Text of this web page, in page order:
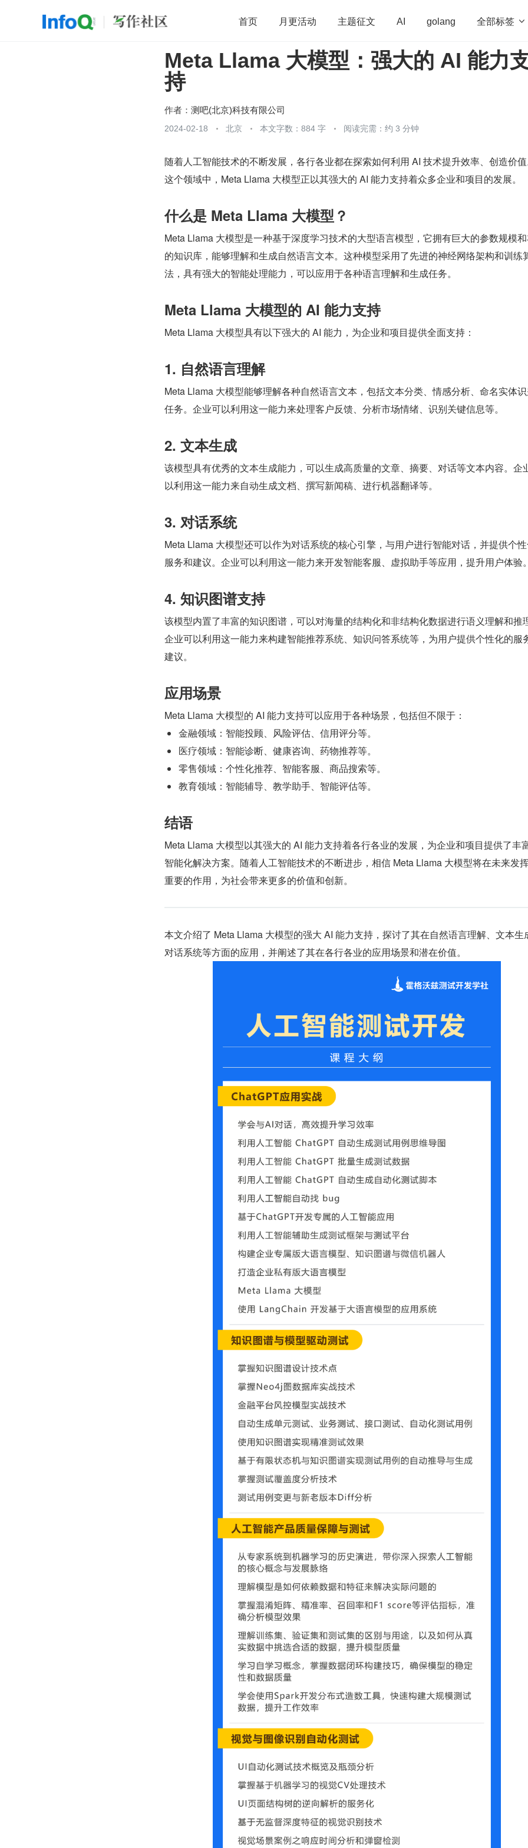
首页 月更活动 主题征文 AI golang 全部标签 
开源 架构 OpenHarmony 算法 学习方法 Web3.0 高
Meta Llama 大模型：强大的 AI 能力
持
作者： 测吧(北京)科技有限公司
2024-02-18 北京 本文字数：884 字 阅读完需：约 3 分钟
随着人工智能技术的不断发展，各行各业都在探索如何利用 AI 技术提升效率、创造价
这个领域中，Meta Llama 大模型正以其强大的 AI 能力支持着众多企业和项目的发展。
什么是 Meta Llama 大模型？
Meta Llama 大模型是一种基于深度学习技术的大型语言模型，它拥有巨大的参数规模
的知识库，能够理解和生成自然语言文本。这种模型采用了先进的神经网络架构和训练
法，具有强大的智能处理能力，可以应用于各种语言理解和生成任务。
Meta Llama 大模型的 AI 能力支持
Meta Llama 大模型具有以下强大的 AI 能力，为企业和项目提供全面支持：
1. 自然语言理解
Meta Llama 大模型能够理解各种自然语言文本，包括文本分类、情感分析、命名实体
任务。企业可以利用这一能力来处理客户反馈、分析市场情绪、识别关键信息等。
2. 文本生成
该模型具有优秀的文本生成能力，可以生成高质量的文章、摘要、对话等文本内容。企
以利用这一能力来自动生成文档、撰写新闻稿、进行机器翻译等。
3. 对话系统
Meta Llama 大模型还可以作为对话系统的核心引擎，与用户进行智能对话，并提供个
服务和建议。企业可以利用这一能力来开发智能客服、虚拟助手等应用，提升用户体验。
4. 知识图谱支持
该模型内置了丰富的知识图谱，可以对海量的结构化和非结构化数据进行语义理解和推
企业可以利用这一能力来构建智能推荐系统、知识问答系统等，为用户提供个性化的服
建议。
应用场景
Meta Llama 大模型的 AI 能力支持可以应用于各种场景，包括但不限于：
金融领域：智能投顾、风险评估、信用评分等。
医疗领域：智能诊断、健康咨询、药物推荐等。
零售领域：个性化推荐、智能客服、商品搜索等。
教育领域：智能辅导、教学助手、智能评估等。
结语
Meta Llama 大模型以其强大的 AI 能力支持着各行各业的发展，为企业和项目提供了丰
智能化解决方案。随着人工智能技术的不断进步，相信 Meta Llama 大模型将在未来发
重要的作用，为社会带来更多的价值和创新。
本文介绍了 Meta Llama 大模型的强大 AI 能力支持，探讨了其在自然语言理解、文本生
对话系统等方面的应用，并阐述了其在各行各业的应用场景和潜在价值。